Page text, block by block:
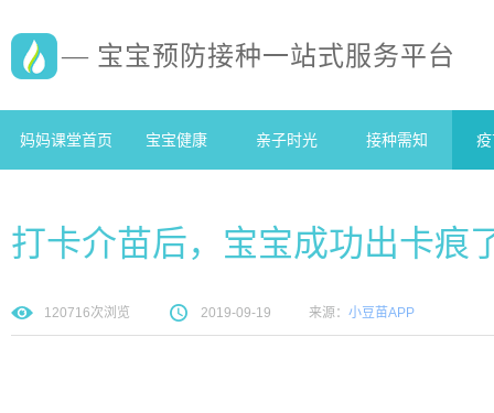
— 宝宝预防接种一站式服务平台
妈妈课堂首页 宝宝健康 亲子时光 接种需知
打卡介苗后，宝宝成功出卡痕
120716次浏览 2019-09-19 来源： 小豆苗APP